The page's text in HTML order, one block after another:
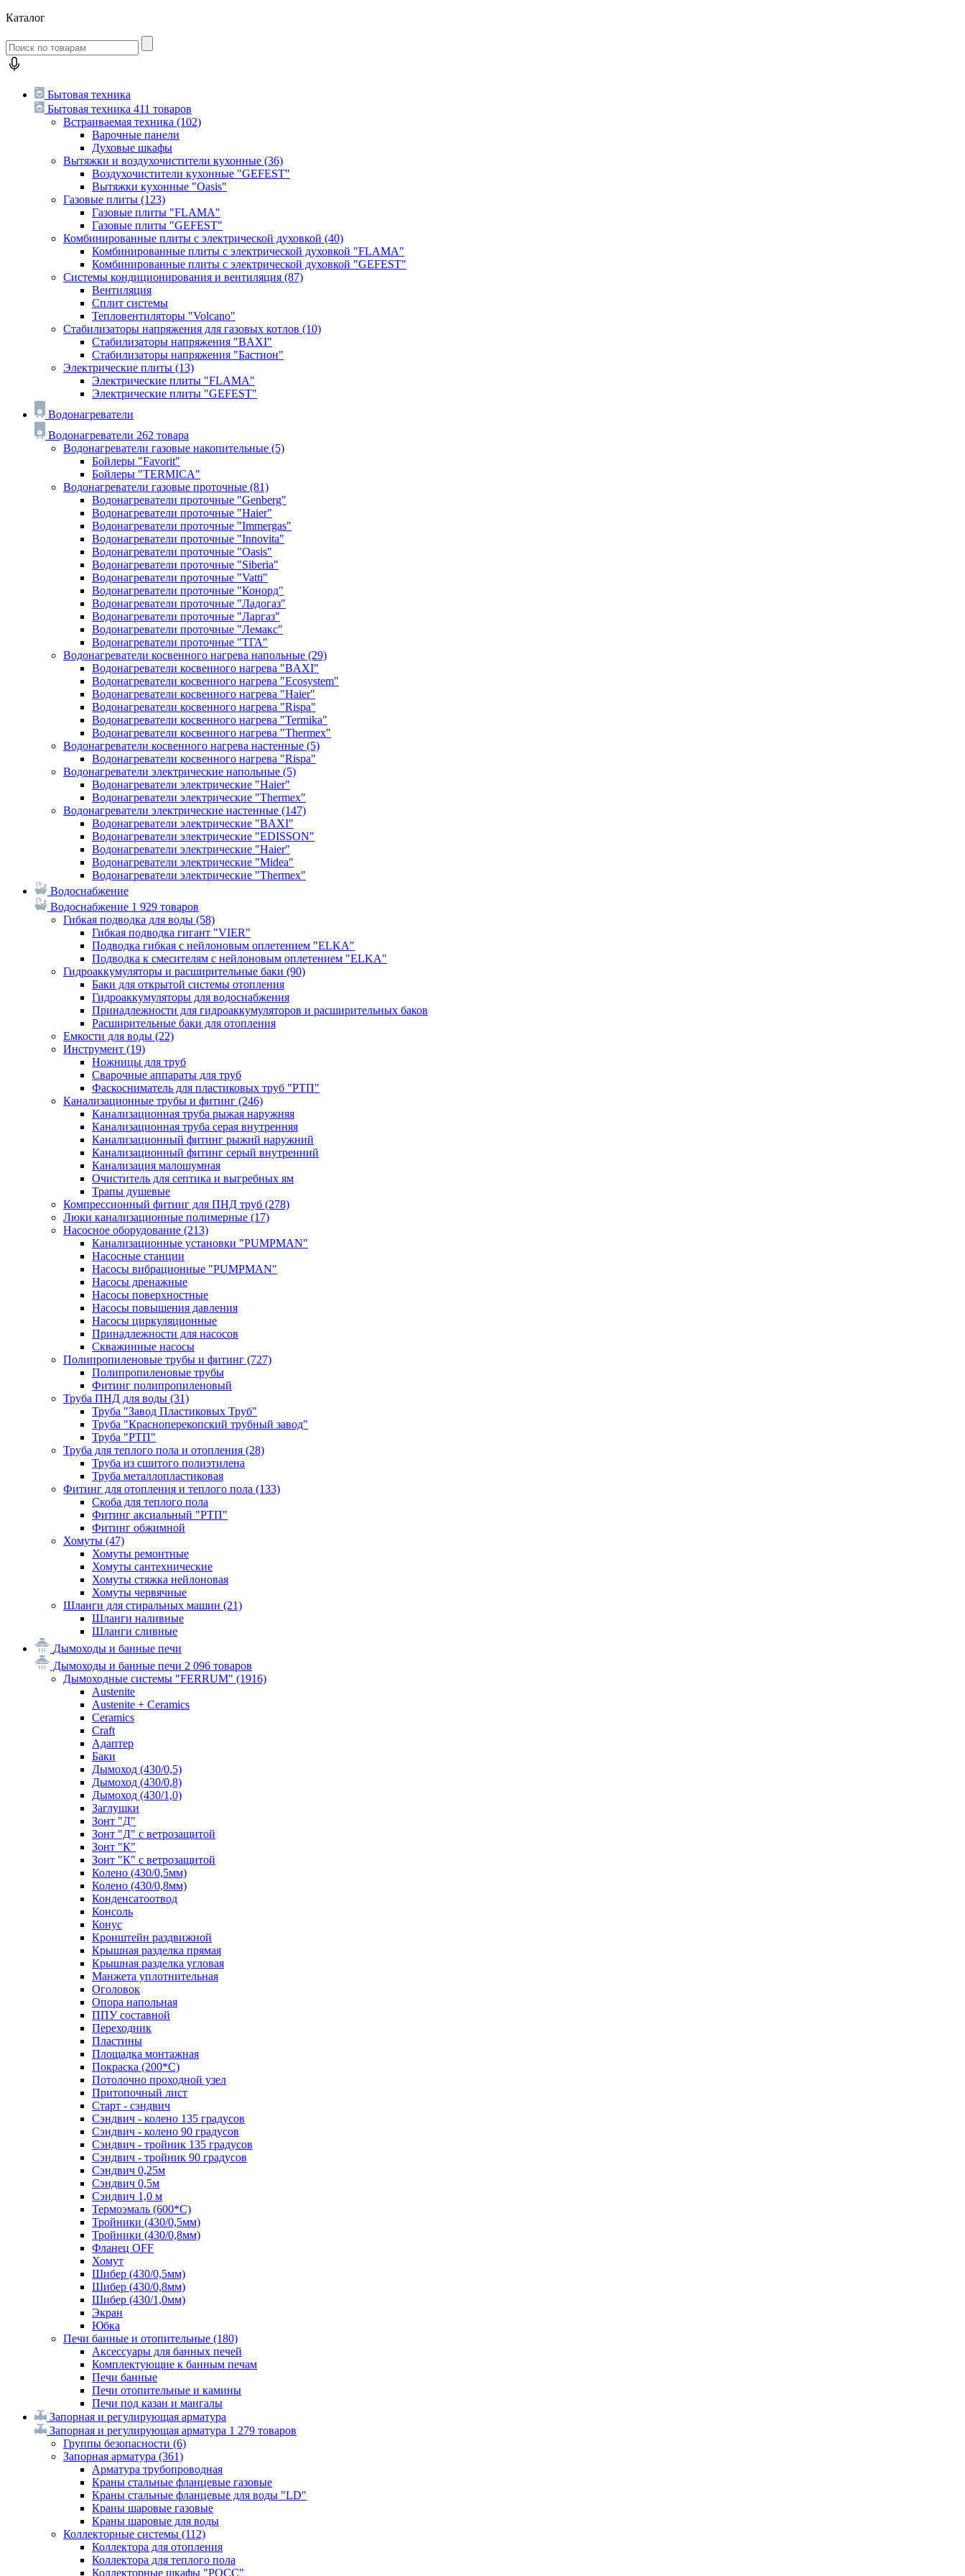
Каталог
Бытовая техника
Бытовая техника 411 товаров
Встраиваемая техника (102)
Варочные панели
Духовые шкафы
Вытяжки и воздухочистители кухонные (36)
Воздухочистители кухонные "GEFEST"
Вытяжки кухонные "Oasis"
Газовые плиты (123)
Газовые плиты "FLAMA"
Газовые плиты "GEFEST"
Комбинированные плиты с электрической духовкой (40)
Комбинированные плиты с электрической духовкой "FLAMA"
Комбинированные плиты с электрической духовкой "GEFEST"
Системы кондиционирования и вентиляция (87)
Вентиляция
Сплит системы
Тепловентиляторы "Volcano"
Стабилизаторы напряжения для газовых котлов (10)
Стабилизаторы напряжения "BAXI"
Стабилизаторы напряжения "Бастион"
Электрические плиты (13)
Электрические плиты "FLAMA"
Электрические плиты "GEFEST"
Водонагреватели
Водонагреватели 262 товара
Водонагреватели газовые накопительные (5)
Бойлеры "Favorit"
Бойлеры "TERMICA"
Водонагреватели газовые проточные (81)
Водонагреватели проточные "Genberg"
Водонагреватели проточные "Haier"
Водонагреватели проточные "Immergas"
Водонагреватели проточные "Innovita"
Водонагреватели проточные "Oasis"
Водонагреватели проточные "Siberia"
Водонагреватели проточные "Vatti"
Водонагреватели проточные "Конорд"
Водонагреватели проточные "Ладогаз"
Водонагреватели проточные "Ларгаз"
Водонагреватели проточные "Лемакс"
Водонагреватели проточные "ТГА"
Водонагреватели косвенного нагрева напольные (29)
Водонагреватели косвенного нагрева "BAXI"
Водонагреватели косвенного нагрева "Ecosystem"
Водонагреватели косвенного нагрева "Haier"
Водонагреватели косвенного нагрева "Rispa"
Водонагреватели косвенного нагрева "Termika"
Водонагреватели косвенного нагрева "Thermex"
Водонагреватели косвенного нагрева настенные (5)
Водонагреватели косвенного нагрева "Rispa"
Водонагреватели электрические напольные (5)
Водонагреватели электрические "Haier"
Водонагреватели электрические "Thermex"
Водонагреватели электрические настенные (147)
Водонагреватели электрические "BAXI"
Водонагреватели электрические "EDISSON"
Водонагреватели электрические "Haier"
Водонагреватели электрические "Midea"
Водонагреватели электрические "Thermex"
Водоснабжение
Водоснабжение 1 929 товаров
Гибкая подводка для воды (58)
Гибкая подводка гигант "VIER"
Подводка гибкая с нейлоновым оплетением "ELKA"
Подводка к смесителям с нейлоновым оплетением "ELKA"
Гидроаккумуляторы и расширительные баки (90)
Баки для открытой системы отопления
Гидроаккумуляторы для водоснабжения
Принадлежности для гидроаккумуляторов и расширительных баков
Расширительные баки для отопления
Емкости для воды (22)
Инструмент (19)
Ножницы для труб
Сварочные аппараты для труб
Фаскосниматель для пластиковых труб "РТП"
Канализационные трубы и фитинг (246)
Канализационная труба рыжая наружняя
Канализационная труба серая внутренняя
Канализационный фитинг рыжий наружний
Канализационный фитинг серый внутренний
Канализация малошумная
Очиститель для септика и выгребных ям
Трапы душевые
Компрессионный фитинг для ПНД труб (278)
Люки канализационные полимерные (17)
Насосное оборудование (213)
Канализационные установки "PUMPMAN"
Насосные станции
Насосы вибрационные "PUMPMAN"
Насосы дренажные
Насосы поверхностные
Насосы повышения давления
Насосы циркуляционные
Принадлежности для насосов
Скважинные насосы
Полипропиленовые трубы и фитинг (727)
Полипропиленовые трубы
Фитинг полипропиленовый
Труба ПНД для воды (31)
Труба "Завод Пластиковых Труб"
Труба "Красноперекопский трубный завод"
Труба "РТП"
Труба для теплого пола и отопления (28)
Труба из сшитого полиэтилена
Труба металлопластиковая
Фитинг для отопления и теплого пола (133)
Скоба для теплого пола
Фитинг аксиальный "РТП"
Фитинг обжимной
Хомуты (47)
Хомуты ремонтные
Хомуты сантехнические
Хомуты стяжка нейлоновая
Хомуты червячные
Шланги для стиральных машин (21)
Шланги наливные
Шланги сливные
Дымоходы и банные печи
Дымоходы и банные печи 2 096 товаров
Дымоходные системы "FERRUM" (1916)
Austenite
Austenite + Ceramics
Ceramics
Craft
Адаптер
Баки
Дымоход (430/0,5)
Дымоход (430/0,8)
Дымоход (430/1,0)
Заглушки
Зонт "Д"
Зонт "Д" с ветрозащитой
Зонт "К"
Зонт "К" с ветрозащитой
Колено (430/0,5мм)
Колено (430/0,8мм)
Конденсатоотвод
Консоль
Конус
Кронштейн раздвижной
Крышная разделка прямая
Крышная разделка угловая
Манжета уплотнительная
Оголовок
Опора напольная
ППУ составной
Переходник
Пластины
Площадка монтажная
Покраска (200*С)
Потолочно проходной узел
Притопочный лист
Старт - сэндвич
Сэндвич - колено 135 градусов
Сэндвич - колено 90 градусов
Сэндвич - тройник 135 градусов
Сэндвич - тройник 90 градусов
Сэндвич 0,25м
Сэндвич 0,5м
Сэндвич 1,0 м
Термоэмаль (600*С)
Тройники (430/0,5мм)
Тройники (430/0,8мм)
Фланец OFF
Хомут
Шибер (430/0,5мм)
Шибер (430/0,8мм)
Шибер (430/1,0мм)
Экран
Юбка
Печи банные и отопительные (180)
Аксессуары для банных печей
Комплектующие к банным печам
Печи банные
Печи отопительные и камины
Печи под казан и мангалы
Запорная и регулирующая арматура
Запорная и регулирующая арматура 1 279 товаров
Группы безопасности (6)
Запорная арматура (361)
Арматура трубопроводная
Краны стальные фланцевые газовые
Краны стальные фланцевые для воды "LD"
Краны шаровые газовые
Краны шаровые для воды
Коллекторные системы (112)
Коллектора для отопления
Коллектора для теплого пола
Коллекторные шкафы "РОСС"